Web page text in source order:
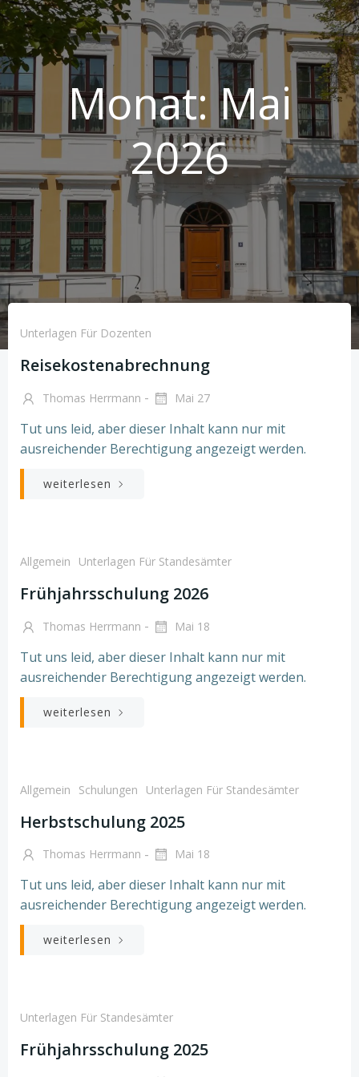
Monat:Mai
2026
Unterlagen Für Dozenten
Reisekostenabrechnung
Thomas Herrmann - Mai 27
Tut uns leid, aber dieser Inhalt kann nur mit
ausreichender Berechtigung angezeigt werden.
weiterlesen
Allgemein Unterlagen Für Standesämter
Frühjahrsschulung 2026
Thomas Herrmann - Mai 18
Tut uns leid, aber dieser Inhalt kann nur mit
ausreichender Berechtigung angezeigt werden.
weiterlesen
Allgemein Schulungen Unterlagen Für Standesämter
Herbstschulung 2025
Thomas Herrmann - Mai 18
Tut uns leid, aber dieser Inhalt kann nur mit
ausreichender Berechtigung angezeigt werden.
weiterlesen
Unterlagen Für Standesämter
Frühjahrsschulung 2025